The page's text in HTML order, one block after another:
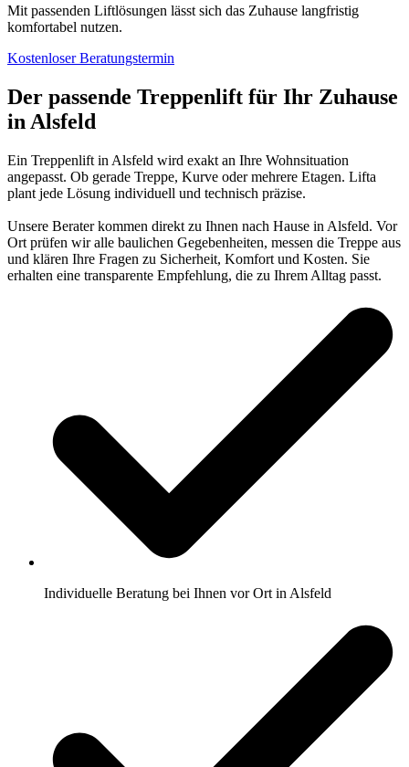
Mit passenden Liftlösungen lässt sich das Zuhause langfristig
komfortabel nutzen.
Kostenloser Beratungstermin
Der passende Treppenlift für Ihr Zuhause
in Alsfeld
Ein Treppenlift in Alsfeld wird exakt an Ihre Wohnsituation
angepasst. Ob gerade Treppe, Kurve oder mehrere Etagen. Lifta
plant jede Lösung individuell und technisch präzise.
Unsere Berater kommen direkt zu Ihnen nach Hause in Alsfeld. Vor
Ort prüfen wir alle baulichen Gegebenheiten, messen die Treppe aus
und klären Ihre Fragen zu Sicherheit, Komfort und Kosten. Sie
erhalten eine transparente Empfehlung, die zu Ihrem Alltag passt.
Individuelle Beratung bei Ihnen vor Ort in Alsfeld